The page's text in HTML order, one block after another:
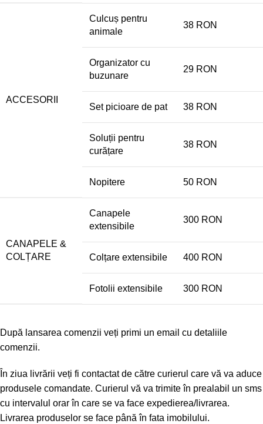
ACCESORII
Culcuș pentru
animale
38 RON
Organizator cu
buzunare
29 RON
Set picioare de pat 38 RON
Soluții pentru
curățare
38 RON
Nopitere 50 RON
CANAPELE &
COLȚARE
Canapele
extensibile
300 RON
Colțare extensibile 400 RON
Fotolii extensibile 300 RON
După lansarea comenzii veți primi un email cu detaliile
comenzii.
În ziua livrării veți fi contactat de către curierul care vă va aduce
produsele comandate. Curierul vă va trimite în prealabil un sms
cu intervalul orar în care se va face expedierea/livrarea.
Livrarea produselor se face până în fata imobilului.